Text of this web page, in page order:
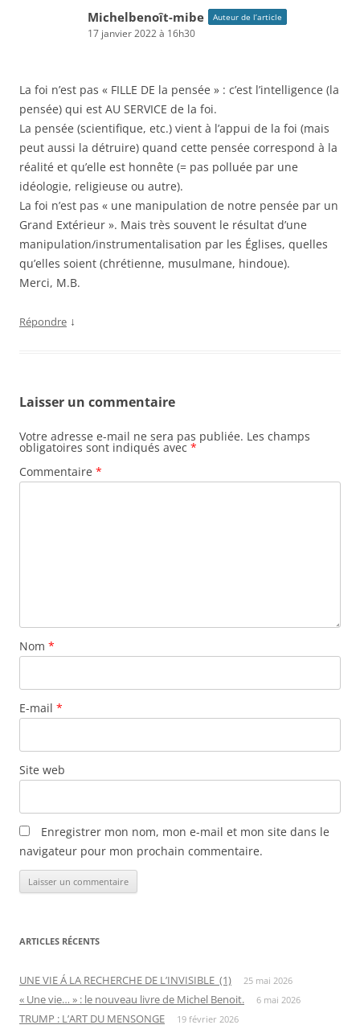
Michelbenoît-mibe Auteur de l’article
17 janvier 2022 à 16h30
La foi n’est pas « FILLE DE la pensée » : c’est l’intelligence (la
pensée) qui est AU SERVICE de la foi.
La pensée (scientifique, etc.) vient à l’appui de la foi (mais
peut aussi la détruire) quand cette pensée correspond à la
réalité et qu’elle est honnête (= pas polluée par une
idéologie, religieuse ou autre).
La foi n’est pas « une manipulation de notre pensée par un
Grand Extérieur ». Mais très souvent le résultat d’une
manipulation/instrumentalisation par les Églises, quelles
qu’elles soient (chrétienne, musulmane, hindoue).
Merci, M.B.
Répondre ↓
Laisser un commentaire
Votre adresse e-mail ne sera pas publiée. Les champs
obligatoires sont indiqués avec *
Commentaire *
Nom *
E-mail *
Site web
Enregistrer mon nom, mon e-mail et mon site dans le
navigateur pour mon prochain commentaire.
ARTICLES RÉCENTS
UNE VIE Á LA RECHERCHE DE L’INVISIBLE (1) 25 mai 2026
« Une vie… » : le nouveau livre de Michel Benoit. 6 mai 2026
TRUMP : L’ART DU MENSONGE 19 février 2026